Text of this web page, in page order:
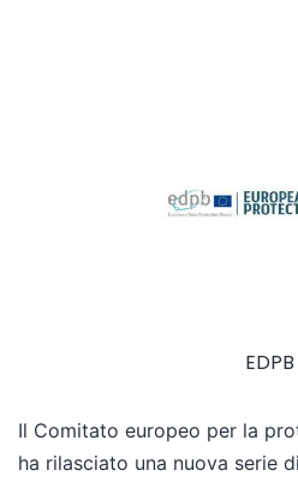
EDPB
Il Comitato europeo per la
ha rilasciato una nuova serie